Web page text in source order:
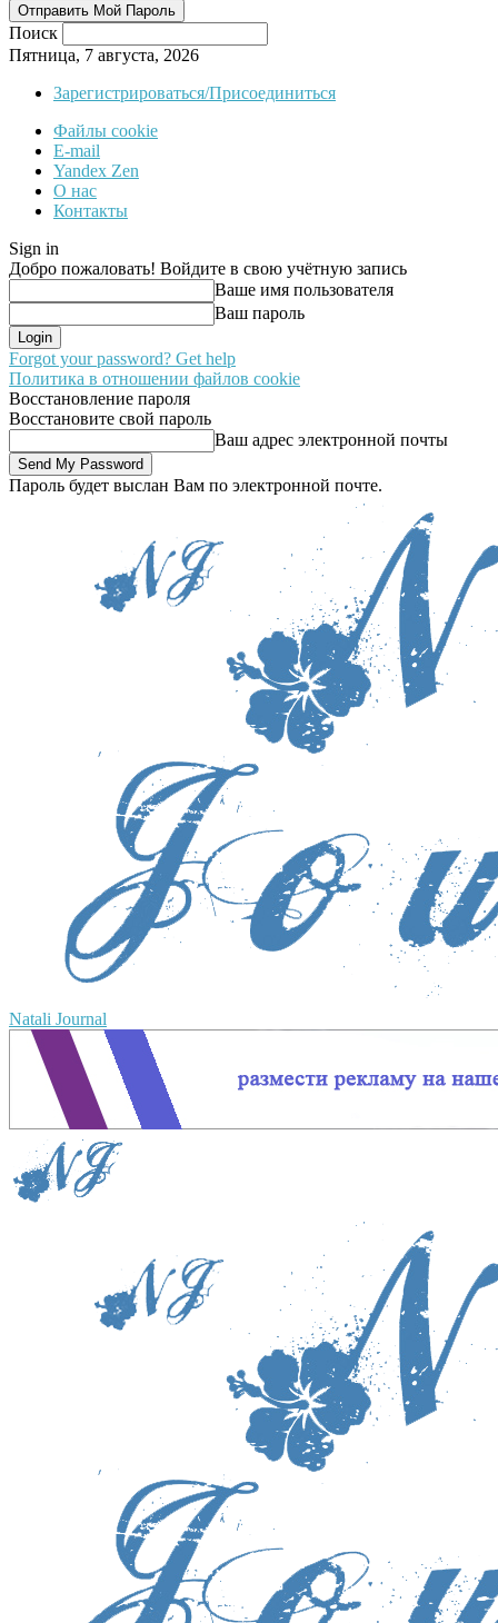
Поиск
Пятница, 7 августа, 2026
Зарегистрироваться/Присоединиться
Файлы cookie
E-mail
Yandex Zen
О нас
Контакты
Sign in
Добро пожаловать! Войдите в свою учётную запись
Ваше имя пользователя
Ваш пароль
Forgot your password? Get help
Политика в отношении файлов cookie
Восстановление пароля
Восстановите свой пароль
Ваш адрес электронной почты
Пароль будет выслан Вам по электронной почте.
Natali Journal